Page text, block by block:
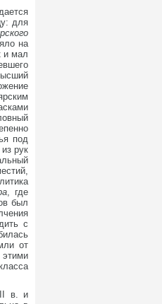
для
на
и мал
под
рук
, где
был
с
от
в. и